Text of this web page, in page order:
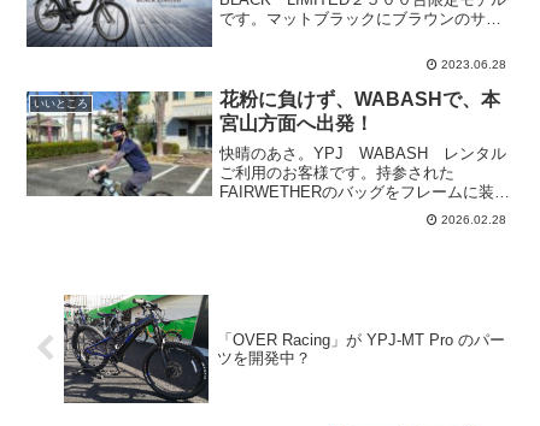
です。マットブラックにブラウンのサド
も限定カラーのブラウンです。 2023.06.28
いいところ
花粉に負けず、WABASHで、本
宮山方面へ出発！
快晴のあさ。YPJ WABASH レンタル
ご利用のお客様です。持参された
FAIRWETHERのバッグをフレームに装着
してさっそうと出発されました。気をつ
2026.02.28
「OVER Racing」が YPJ-MT Pro のパー
ツを開発中？